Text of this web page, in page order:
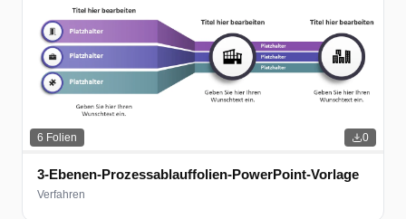
6 Folien 0
3-Ebenen-Prozessablauffolien-PowerPoint-Vorlage
Verfahren